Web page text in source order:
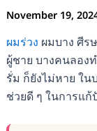
November 19,
ผมร่วง ผมบาง ศีร
ผู้ชาย บางคนลอง
รั่ม ก็ยังไม่หาย ใน
ช่วยดี ๆ ในการแก้